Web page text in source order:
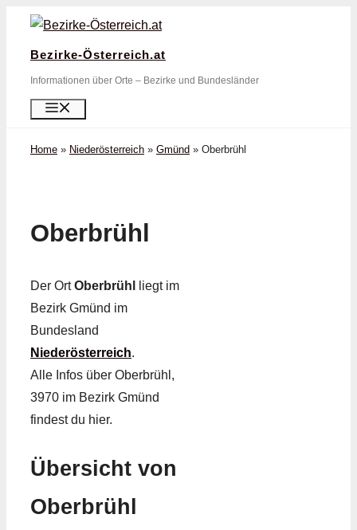
Zum
springen
Bezirke-Österreich.at
Informationen über Orte – Bezirke und Bundesländer
Home » Niederösterreich » Gmünd » Oberbrühl
Oberbrühl
Der OrtOberbrühl
liegt im
Bezirk Gmünd im
Bundesland
Niederösterreich.
Alle Infos über Oberbrühl,
3970 im Bezirk Gmünd
findest du hier.
Übersicht von
Oberbrühl